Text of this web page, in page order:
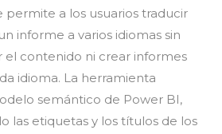
permite a los usuarios traducir
informe a varios idiomas sin
contenido ni crear informes
idioma. La herramienta
semántico de Power BI,
las etiquetas y los títulos de los